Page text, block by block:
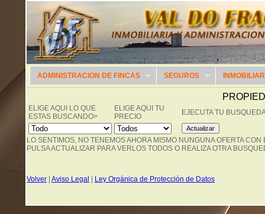
ADMINISTRACION DE FINCAS SEGUROS
ELIGE AQUI LO QUE
ESTAS BUSCANDO>
ELIGE AQUI TU
PRECIO
EJECUTA TU
LO SENTIMOS, NO TENEMOS AHORA MISMO NUNGUNA OFERTA
PULSA ACTUALIZAR PARA VERLOS TODOS O REALIZA OTRA
Volver Aviso Legal Ley Orgánica de Protección de Datos